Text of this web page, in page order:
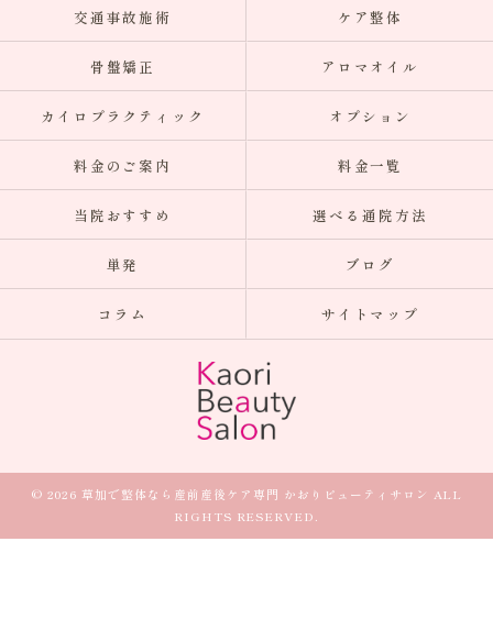
交通事故施術 ケア整体
骨盤矯正 アロマオイル
カイロプラクティック オプション
料金のご案内 料金一覧
当院おすすめ 選べる通院方法
単発 ブログ
コラム サイトマップ
© 2026 草加で整体なら産前産後ケア専門 かおりビューティサロン ALL
RIGHTS RESERVED.